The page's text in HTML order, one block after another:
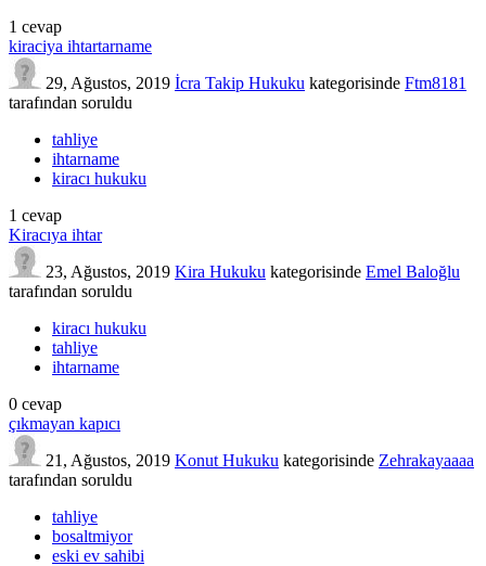
1 cevap
kiraciya ihtartarname
29, Ağustos, 2019 İcra Takip Hukuku kategorisinde Ftm8181
tarafından soruldu
tahliye
ihtarname
kiracı hukuku
1 cevap
Kiracıya ihtar
23, Ağustos, 2019 Kira Hukuku kategorisinde Emel Baloğlu
tarafından soruldu
kiracı hukuku
tahliye
ihtarname
0 cevap
çıkmayan kapıcı
21, Ağustos, 2019 Konut Hukuku kategorisinde Zehrakayaaaa
tarafından soruldu
tahliye
bosaltmiyor
eski ev sahibi